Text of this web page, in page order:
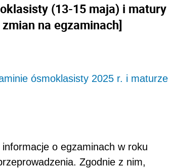
(13-15 maja) i matury
na egzaminach]
ósmoklasisty 2025 r. i maturze
o egzaminach w roku
Zgodnie z nim,